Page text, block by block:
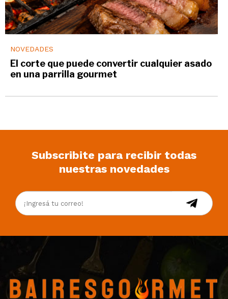
NOVEDADES
El corte que puede convertir cualquier asado
en una parrilla gourmet
Subscribite para recibir todas
nuestras novedades